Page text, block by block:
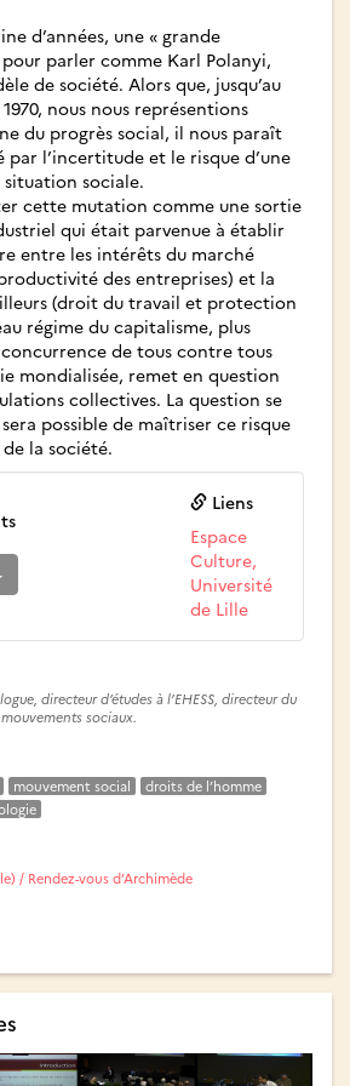
d’années, une « grande
parler comme Karl Polanyi,
de société. Alors que, jusqu’au
nous nous représentions
du progrès social, il nous paraît
par l’incertitude et le risque d’une
sociale.
cette mutation comme une sortie
qui était parvenue à établir
entre les intérêts du marché
des entreprises) et la
(droit du travail et protection
régime du capitalisme, plus
de tous contre tous
mondialisée, remet en question
collectives. La question se
sera possible de maîtriser ce risque
la société.
Liens
Espace
Culture,
Université
de Lille
directeur d’études à l’EHESS, directeur du
sociaux.
mouvement social
droits de l’homme
/ Rendez-vous d’Archimède